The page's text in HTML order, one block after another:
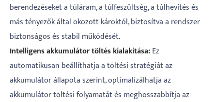
berendezéseket a túláram, a túlfeszültség, a túlhevítés és
más tényezők által okozott károktól, biztosítva a rendszer
biztonságos és stabil működését.
Intelligens akkumulátor töltés kialakítása:Ez
automatikusan beállíthatja a töltési stratégiát az
akkumulátor állapota szerint, optimalizálhatja az
akkumulátor töltési folyamatát és meghosszabbítja az